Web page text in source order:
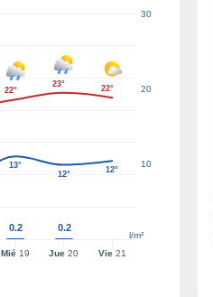
Mié 19 Jue 20 Vie21
10
20
30
l/m²
0.2 0.2
22°
23° 22°
13°
12°
12°